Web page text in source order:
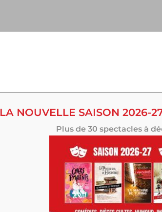
LA NOUVELLE SAISON 2026-
Plus de 30 spectacles à